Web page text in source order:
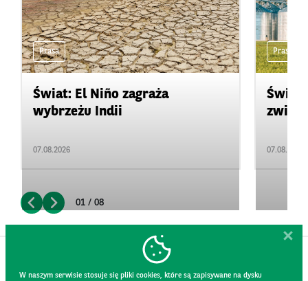
Prasa
Świat: El Niño zagraża
wybrzeżu Indii
07.08.2026
Prasa
07.08.2026
01 / 08
W naszym serwisie stosuje się pliki cookies, które są zapisywane na dysku